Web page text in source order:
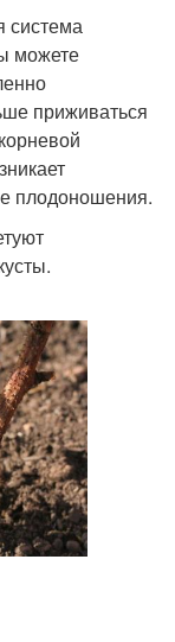
система
можете
приживаться
плодоношения.